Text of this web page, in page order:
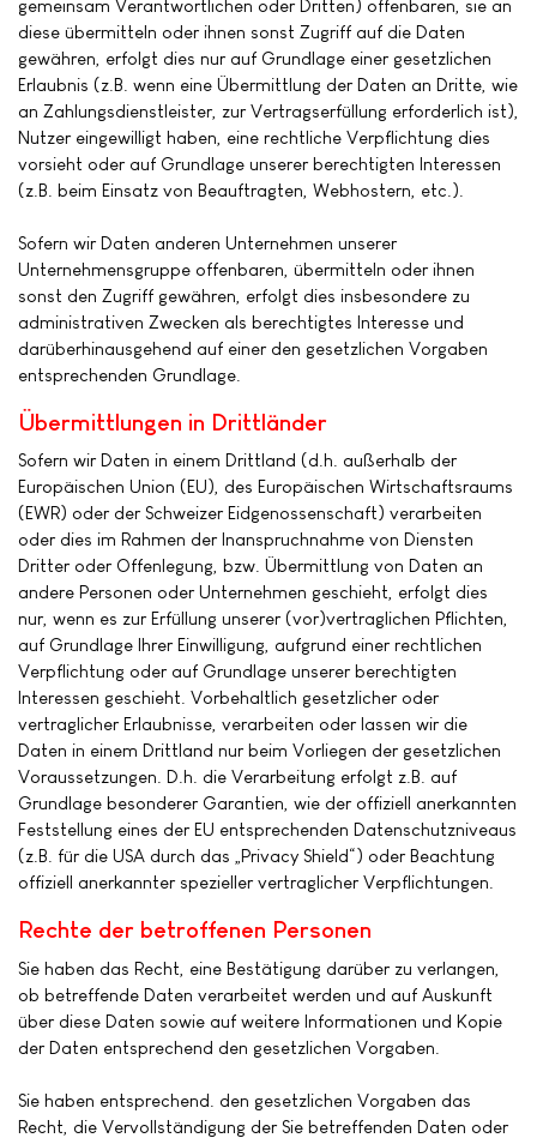
gemeinsam Verantwortlichen oder Dritten) offenbaren, sie an
diese übermitteln oder ihnen sonst Zugriff auf die Daten
gewähren, erfolgt dies nur auf Grundlage einer gesetzlichen
Erlaubnis (z.B. wenn eine Übermittlung der Daten an Dritte, wie
an Zahlungsdienstleister, zur Vertragserfüllung erforderlich ist),
Nutzer eingewilligt haben, eine rechtliche Verpflichtung dies
vorsieht oder auf Grundlage unserer berechtigten Interessen
(z.B. beim Einsatz von Beauftragten, Webhostern, etc.).
Sofern wir Daten anderen Unternehmen unserer
Unternehmensgruppe offenbaren, übermitteln oder ihnen
sonst den Zugriff gewähren, erfolgt dies insbesondere zu
administrativen Zwecken als berechtigtes Interesse und
darüberhinausgehend auf einer den gesetzlichen Vorgaben
entsprechenden Grundlage.
Übermittlungen in Drittländer
Sofern wir Daten in einem Drittland (d.h. außerhalb der
Europäischen Union (EU), des Europäischen Wirtschaftsraums
(EWR) oder der Schweizer Eidgenossenschaft) verarbeiten
oder dies im Rahmen der Inanspruchnahme von Diensten
Dritter oder Offenlegung, bzw. Übermittlung von Daten an
andere Personen oder Unternehmen geschieht, erfolgt dies
nur, wenn es zur Erfüllung unserer (vor)vertraglichen Pflichten,
auf Grundlage Ihrer Einwilligung, aufgrund einer rechtlichen
Verpflichtung oder auf Grundlage unserer berechtigten
Interessen geschieht. Vorbehaltlich gesetzlicher oder
vertraglicher Erlaubnisse, verarbeiten oder lassen wir die
Daten in einem Drittland nur beim Vorliegen der gesetzlichen
Voraussetzungen. D.h. die Verarbeitung erfolgt z.B. auf
Grundlage besonderer Garantien, wie der offiziell anerkannten
Feststellung eines der EU entsprechenden Datenschutzniveaus
(z.B. für die USA durch das „Privacy Shield“) oder Beachtung
offiziell anerkannter spezieller vertraglicher Verpflichtungen.
Rechte der betroffenen Personen
Sie haben das Recht, eine Bestätigung darüber zu verlangen,
ob betreffende Daten verarbeitet werden und auf Auskunft
über diese Daten sowie auf weitere Informationen und Kopie
der Daten entsprechend den gesetzlichen Vorgaben.
Sie haben entsprechend. den gesetzlichen Vorgaben das
Recht, die Vervollständigung der Sie betreffenden Daten oder